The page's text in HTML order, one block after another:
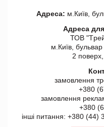
Адреса: м.Київ,
Адреса для
ТОВ
м.Київ,
2
замовлення
+380
замовлення
+380
інші питання: +380